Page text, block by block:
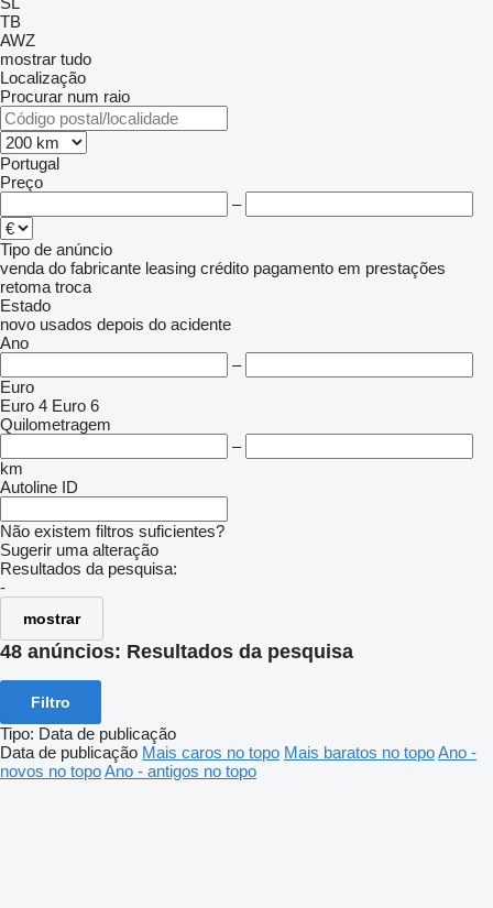
TB
AWZ
mostrar tudo
Localização
Procurar num raio
Portugal
Preço
–
Tipo de anúncio
venda do fabricante leasing crédito pagamento em prestações
retoma troca
Estado
novo usados depois do acidente
Ano
–
Euro
Euro 4 Euro 6
Quilometragem
–
km
Autoline ID
Não existem filtros suficientes?
Sugerir uma alteração
Resultados da pesquisa:
-
mostrar
48 anúncios: Resultados da pesquisa
Filtro
Tipo: Data de publicação
Data de publicação Mais caros no topo Mais baratos no topoAno -
novos no topoAno - antigos no topo